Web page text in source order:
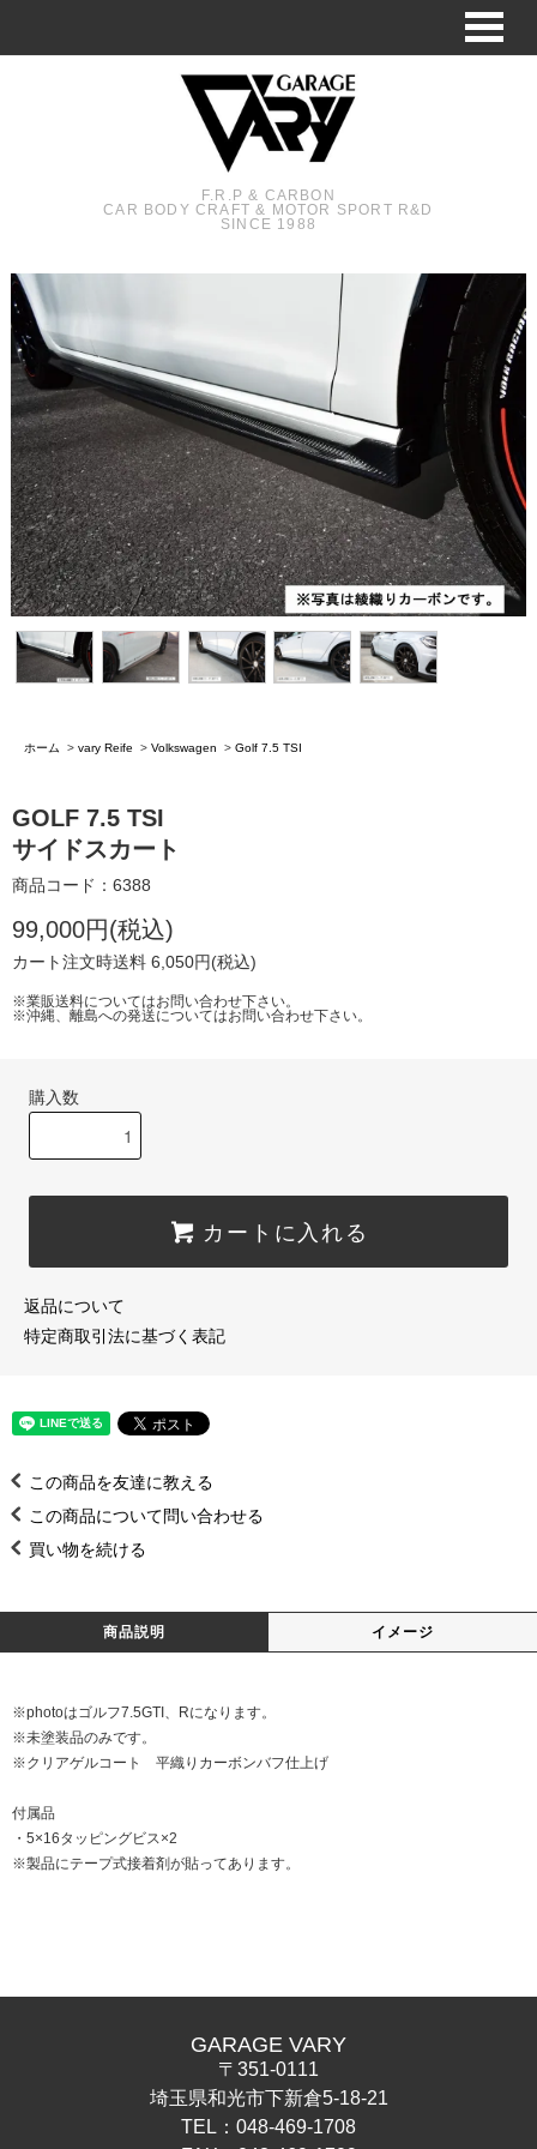
F.R.P & CARBON
CAR BODY CRAFT & MOTOR SPORT R&D
SINCE 1988
ホーム > vary Reife > Volkswagen > Golf 7.5 TSI
GOLF 7.5 TSI
サイドスカート
商品コード：6388
99,000円(税込)
カート注文時送料 6,050円(税込)
※業販送料についてはお問い合わせ下さい。
※沖縄、離島への発送についてはお問い合わせ下さい。
購入数
カートに入れる
返品について
特定商取引法に基づく表記
この商品を友達に教える
この商品について問い合わせる
買い物を続ける
商品説明 イメージ
※photoはゴルフ7.5GTI、Rになります。
※未塗装品のみです。
※クリアゲルコート 平織りカーボンバフ仕上げ
付属品
・5×16タッピングビス×2
※製品にテープ式接着剤が貼ってあります。
GARAGE VARY
〒351-0111
埼玉県和光市下新倉5-18-21
TEL：048-469-1708